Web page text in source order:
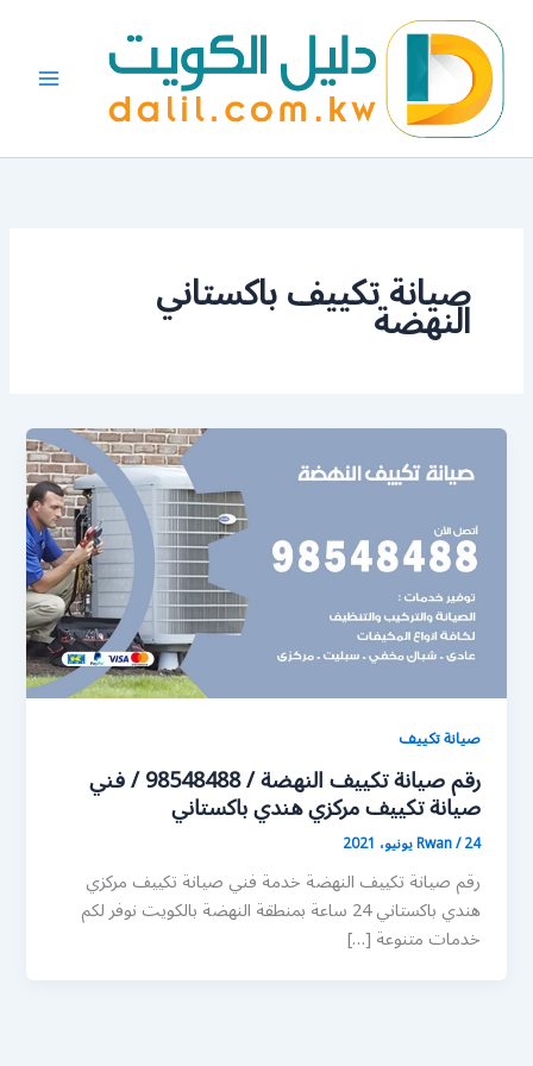
المحتوى
صيانة تكييف باكستاني
النهضة
صيانة تكييف
رقم صيانة تكييف النهضة / 98548488 / فني
صيانة تكييف مركزي هندي باكستاني
Rwan/24 يونيو، 2021
رقم صيانة تكييف النهضة خدمة فني صيانة تكييف مركزي
هندي باكستاني 24 ساعة بمنطقة النهضة بالكويت نوفر لكم
خدمات متنوعة […]